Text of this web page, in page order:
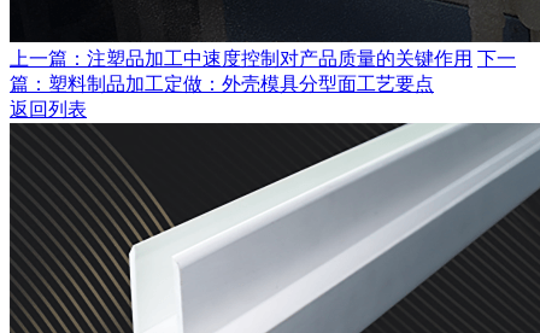
上一篇：注塑品加工中速度控制对产品质量的关键作用 下一
篇：塑料制品加工定做：外壳模具分型面工艺要点
返回列表